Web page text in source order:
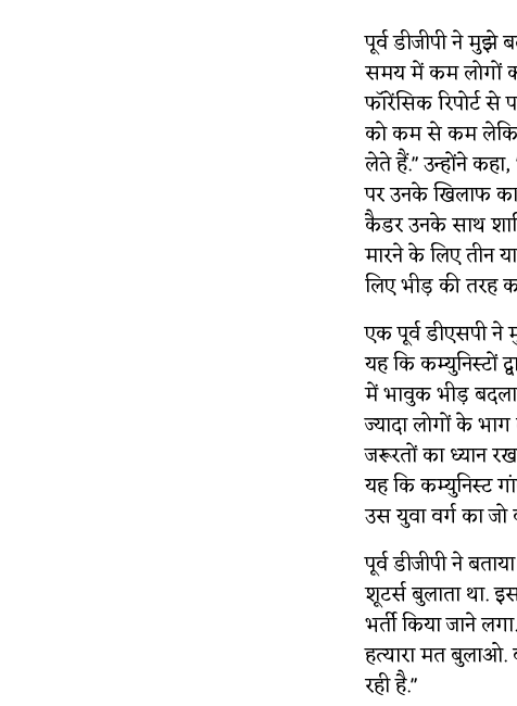
पूर्व डीजीपी ने
समय में कम लोगों
फॉरेंसिक रिपोर्ट
को कम से कम
लेते हैं." उन्होंने
पर उनके खिलाफ
कैडर उनके साथ
मारने के लिए तीन
लिए भीड़ की तरह
एक पूर्व डीएसपी
यह कि कम्युनिस्टों
में भावुक भीड़
ज्यादा लोगों के
जरूरतों का ध्यान
यह कि कम्युनिस्ट
उस युवा वर्ग का
पूर्व डीजीपी ने
शूटर्स बुलाता था.
भर्ती किया जाने
हत्यारा मत
रही है."